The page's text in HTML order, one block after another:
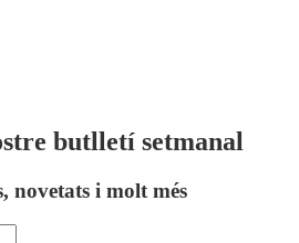
butlletí setmanal
novetats i molt més